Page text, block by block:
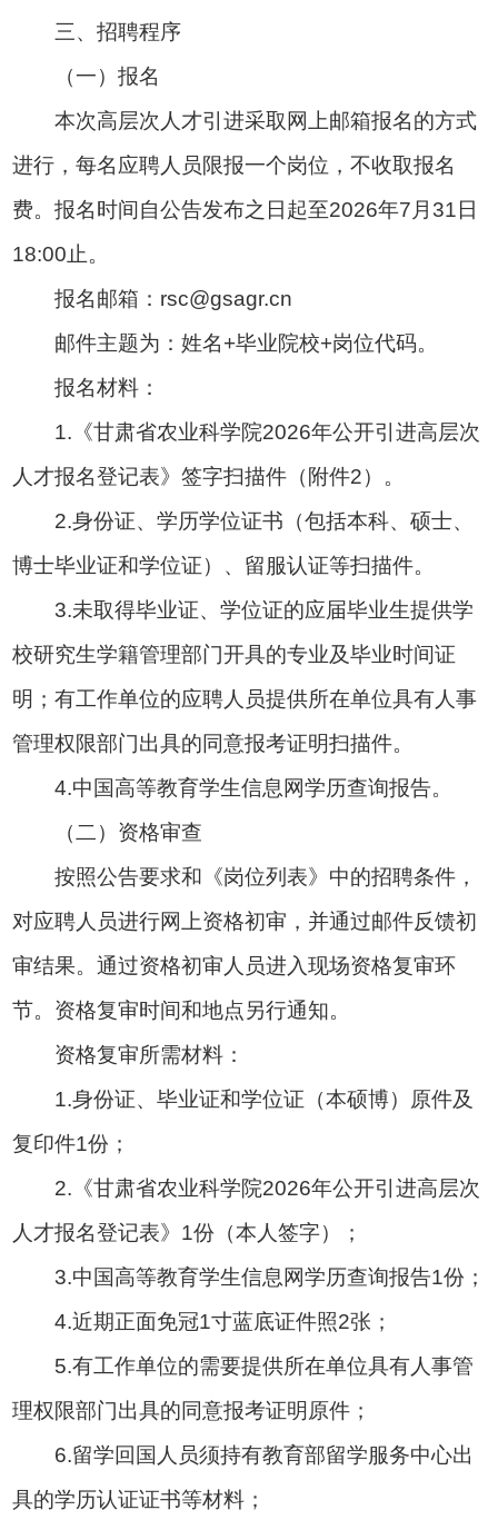
三、招聘程序
（一）报名
本次高层次人才引进采取网上邮箱报名的方式
进行，每名应聘人员限报一个岗位，不收取报名
费。报名时间自公告发布之日起至2026年7月31日
18:00止。
报名邮箱：rsc@gsagr.cn
邮件主题为：姓名+毕业院校+岗位代码。
报名材料：
1.《甘肃省农业科学院2026年公开引进高层次
人才报名登记表》签字扫描件（附件2）。
2.身份证、学历学位证书（包括本科、硕士、
博士毕业证和学位证）、留服认证等扫描件。
3.未取得毕业证、学位证的应届毕业生提供学
校研究生学籍管理部门开具的专业及毕业时间证
明；有工作单位的应聘人员提供所在单位具有人事
管理权限部门出具的同意报考证明扫描件。
4.中国高等教育学生信息网学历查询报告。
（二）资格审查
按照公告要求和《岗位列表》中的招聘条件，
对应聘人员进行网上资格初审，并通过邮件反馈初
审结果。通过资格初审人员进入现场资格复审环
节。资格复审时间和地点另行通知。
资格复审所需材料：
1.身份证、毕业证和学位证（本硕博）原件及
复印件1份；
2.《甘肃省农业科学院2026年公开引进高层次
人才报名登记表》1份（本人签字）；
3.中国高等教育学生信息网学历查询报告1份；
4.近期正面免冠1寸蓝底证件照2张；
5.有工作单位的需要提供所在单位具有人事管
理权限部门出具的同意报考证明原件；
6.留学回国人员须持有教育部留学服务中心出
具的学历认证证书等材料；